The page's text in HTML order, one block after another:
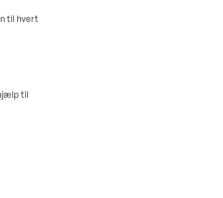
til hvert
til